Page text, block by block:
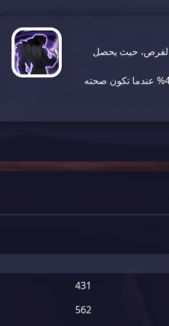
الفرص، حيث يحصل
++16%/24%/32%/40%/48% عندما تكون صحته
431
562